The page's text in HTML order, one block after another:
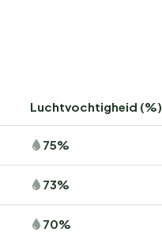
Luchtvochtigheid (%)
75%
73%
70%